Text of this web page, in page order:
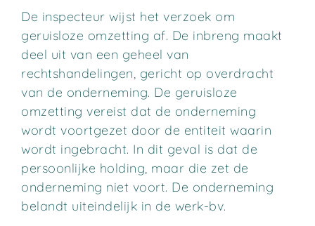
De inspecteur wijst het verzoek om
geruisloze omzetting af. De inbreng maakt
deel uit van een geheel van
rechtshandelingen, gericht op overdracht
van de onderneming. De geruisloze
omzetting vereist dat de onderneming
wordt voortgezet door de entiteit waarin
wordt ingebracht. In dit geval is dat de
persoonlijke holding, maar die zet de
onderneming niet voort. De onderneming
belandt uiteindelijk in de werk-bv.